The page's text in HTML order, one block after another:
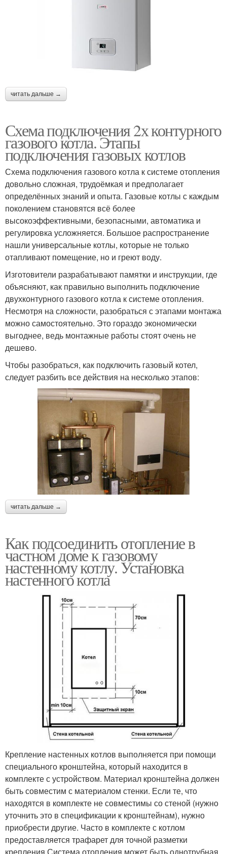
читать дальше →
Схема подключения 2х контурного
газового котла. Этапы
подключения газовых котлов
Схема подключения газового котла к системе отопления
довольно сложная, трудоёмкая и предполагает
определённых знаний и опыта. Газовые котлы с каждым
поколением становятся всё более
высокоэффективными, безопасными, автоматика и
регулировка усложняется. Большое распространение
нашли универсальные котлы, которые не только
отапливают помещение, но и греют воду.
Изготовители разрабатывают памятки и инструкции, где
объясняют, как правильно выполнить подключение
двухконтурного газового котла к системе отопления.
Несмотря на сложности, разобраться с этапами монтажа
можно самостоятельно. Это гораздо экономически
выгоднее, ведь монтажные работы стоят очень не
дешево.
Чтобы разобраться, как подключить газовый котел,
следует разбить все действия на несколько этапов:
читать дальше →
Как подсоединить отопление в
частном доме к газовому
настенному котлу. Установка
настенного котла
Крепление настенных котлов выполняется при помощи
специального кронштейна, который находится в
комплекте с устройством. Материал кронштейна должен
быть совместим с материалом стенки. Если те, что
находятся в комплекте не совместимы со стеной (нужно
уточнить это в спецификации к кронштейнам), нужно
приобрести другие. Часто в комплекте с котлом
предоставляется трафарет для точной разметки